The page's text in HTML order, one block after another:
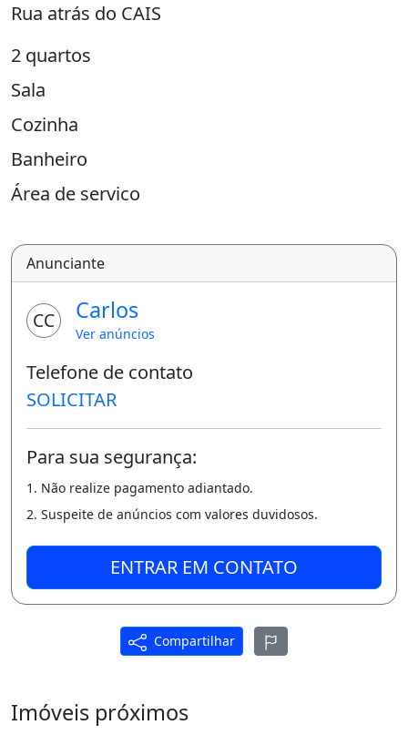
Rua atrás do CAIS
2 quartos
Sala
Cozinha
Banheiro
Área de serviço
Exijo apenas CONTRATO RECONHECIDO EM
CARTÓRIO e contracheque que comprove
estar empregado e com condições para
R$600,00 COM DESCONTO PONTUALIDADE
R$70,00 CONDOMÍNIO
Falar com KÁTIA (61) 99248-5920
Área de serviço
Anunciante
CC Carlos
Ver anúncios
Telefone de contato
SOLICITAR
Para sua segurança:
1. Não realize pagamento adiantado.
2. Suspeite de anúncios com valores duvidosos.
ENTRAR EM CONTATO
Compartilhar
Imóveis próximos